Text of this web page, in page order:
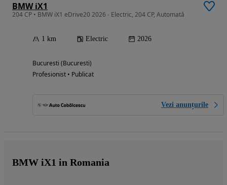
BMW iX1
204 CP • BMW iX1 eDrive20 2026 - Electric, 204 CP, Automată
1 km Electric 2026
Bucuresti (Bucuresti)
Profesionist • Publicat
Vezi anunțurile
BMW iX1 in Romania